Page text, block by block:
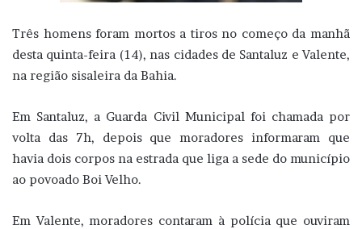
Três homens foram mortos a tiros no começo da manhã
desta quinta-feira (14), nas cidades de Santaluz e Valente,
na região sisaleira da Bahia.
Em Santaluz, a Guarda Civil Municipal foi chamada por
volta das 7h, depois que moradores informaram que
havia dois corpos na estrada que liga a sede do município
ao povoado Boi Velho.
Em Valente, moradores contaram à polícia que ouviram